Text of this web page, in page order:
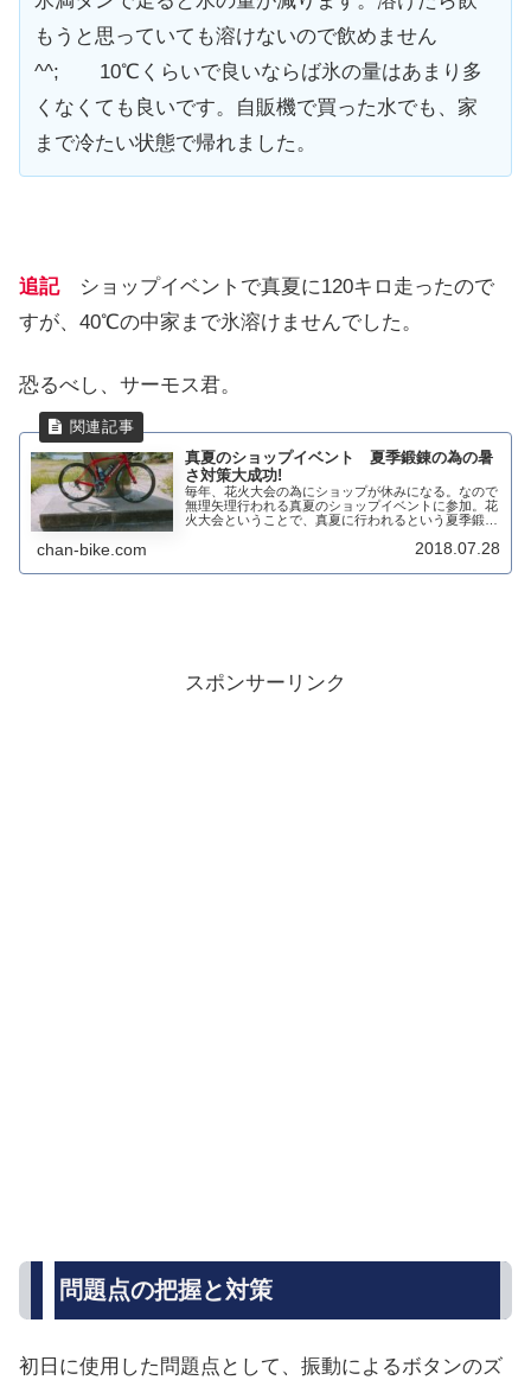
もうと思っていても溶けないので飲めません
^^; 10℃くらいで良いならば氷の量はあまり多
くなくても良いです。自販機で買った水でも、家
まで冷たい状態で帰れました。
追記ショップイベントで真夏に120キロ走ったので
すが、40℃の中家まで氷溶けませんでした。
恐るべし、サーモス君。
真夏のショップイベント 夏季鍛錬の為の暑
さ対策大成功!
毎年、花火大会の為にショップが休みになる。なので
無理矢理行われる真夏のショップイベントに参加。花
火大会ということで、真夏に行われるという夏季鍛錬
いのが凄い。今日なんか炎天下では40℃まで温度が...
chan-bike.com 2018.07.28
スポンサーリンク
問題点の把握と対策
初日に使用した問題点として、振動によるボタンのズ